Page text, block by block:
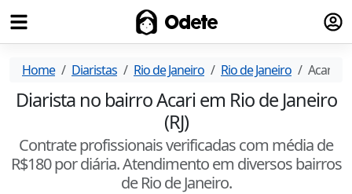
Odete
Home Diaristas Rio de Janeiro Rio de Janeiro Acari
Diarista no bairro Acari em Rio de Janeiro
(RJ)
Contrate profissionais verificadas com média de
R$180por diária. Atendimentoem diversos bairros
de Rio de Janeiro.